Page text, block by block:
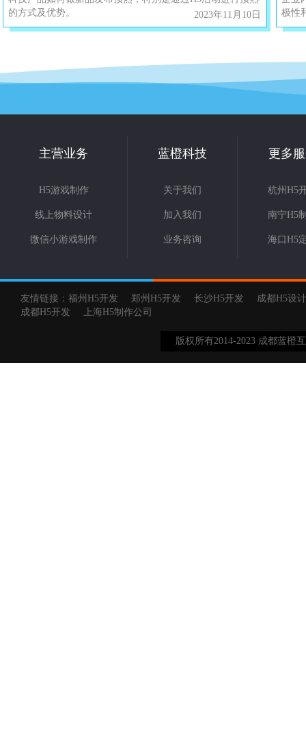
的方式及优势。
2023年11月10日
极性
主营业务
H5游戏制作
线上物料设计
微信小游戏制作
蓝橙科技
关于我们
加入我们
业务咨询
更多
杭州H5
南宁H5
海口H5
友情链接： 福州H5开发 郑州H5开发 长沙H5开发
成都H5设计
成都H5开发
上海H5制作公司
版权所有2014-2023 成都蓝橙